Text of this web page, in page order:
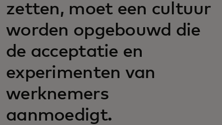
zetten, moet een cultuur
worden opgebouwd die
de acceptatie en
experimenten van
werknemers
aanmoedigt.